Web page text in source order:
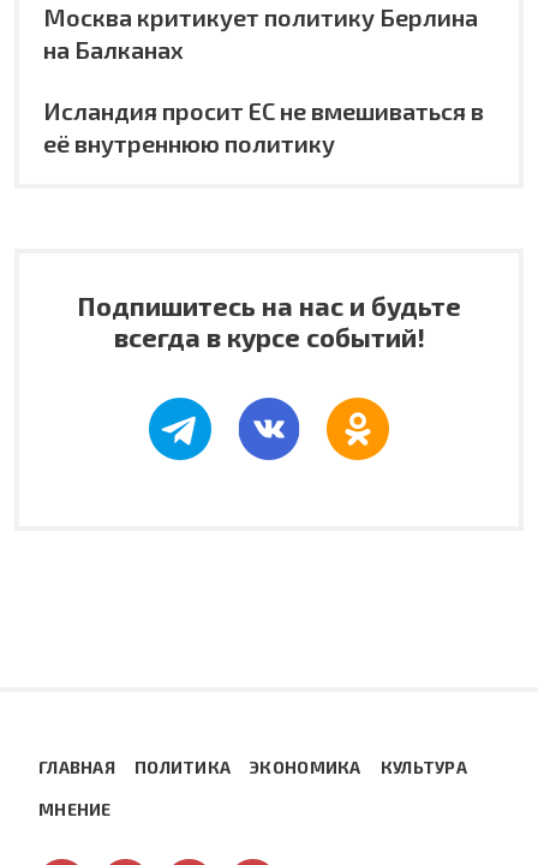
Москва критикует политику Берлина
на Балканах
Исландия просит ЕС не вмешиваться в
её внутреннюю политику
Подпишитесь на нас и будьте
всегда в курсе событий!
ГЛАВНАЯ ПОЛИТИКА ЭКОНОМИКА КУЛЬТУРА
МНЕНИЕ